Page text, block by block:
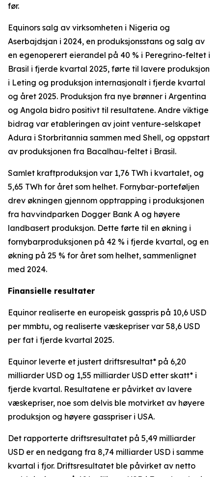
før.
Equinors salg av virksomheten i Nigeria og
Aserbajdsjan i 2024, en produksjonsstans og salg av
en egenoperert eierandel på 40 % i Peregrino-feltet i
Brasil i fjerde kvartal 2025, førte til lavere produksjon
i Leting og produksjon internasjonalt i fjerde kvartal
og året 2025. Produksjon fra nye brønner i Argentina
og Angola bidro positivt til resultatene. Andre viktige
bidrag var etableringen av joint venture-selskapet
Adura i Storbritannia sammen med Shell, og oppstart
av produksjonen fra Bacalhau-feltet i Brasil.
Samlet kraftproduksjon var 1,76 TWh i kvartalet, og
5,65 TWh for året som helhet. Fornybar-porteføljen
drev økningen gjennom opptrapping i produksjonen
fra havvindparken Dogger Bank A og høyere
landbasert produksjon. Dette førte til en økning i
fornybarproduksjonen på 42 % i fjerde kvartal, og en
økning på 25 % for året som helhet, sammenlignet
med 2024.
Finansielle resultater
Equinor realiserte en europeisk gasspris på 10,6 USD
per mmbtu, og realiserte væskepriser var 58,6 USD
per fat i fjerde kvartal 2025.
Equinor leverte et justert driftsresultat* på 6,20
milliarder USD og 1,55 milliarder USD etter skatt* i
fjerde kvartal. Resultatene er påvirket av lavere
væskepriser, noe som delvis ble motvirket av høyere
produksjon og høyere gasspriser i USA.
Det rapporterte driftsresultatet på 5,49 milliarder
USD er en nedgang fra 8,74 milliarder USD i samme
kvartal i fjor. Driftsresultatet ble påvirket av netto